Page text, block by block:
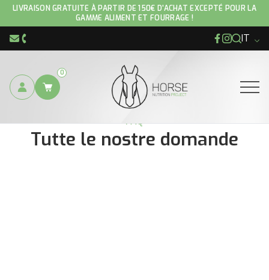
LIVRAISON GRATUITE À PARTIR DE 150€ D'ACHAT EXCEPTÉ POUR LA
GAMME ALIMENT ET FOURRAGE !
info@hnp-horse.be
+32 (0)4 250 12 96 Facebook
Instagram
IT
0
FAQ
Tutte le nostre domande